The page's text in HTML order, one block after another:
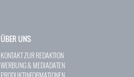
ÜBER UNS
KONTAKT ZUR REDAKTION
WERBUNG & MEDIADATEN